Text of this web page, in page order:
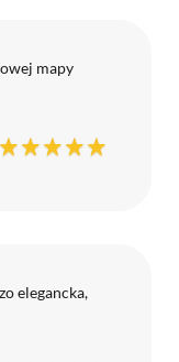
mapy
elegancka,